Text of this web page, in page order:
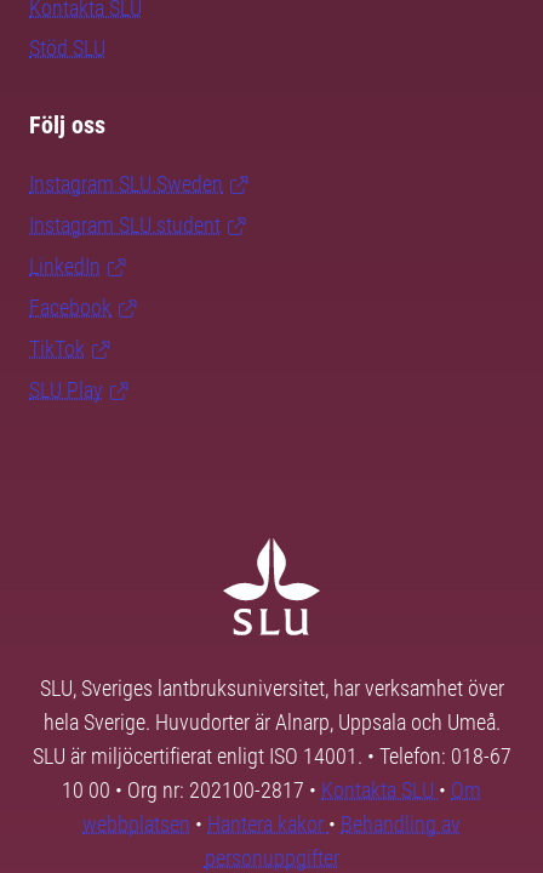
Kontakta SLU
Stöd SLU
Följ oss
Instagram SLU.Sweden
Instagram SLU.student
LinkedIn
Facebook
TikTok
SLU Play
SLU, Sveriges lantbruksuniversitet, har verksamhet över
hela Sverige. Huvudorter är Alnarp, Uppsala och Umeå.
SLU är miljöcertifierat enligt ISO 14001. • Telefon: 018-67
10 00 • Org nr: 202100-2817 • Kontakta SLU • Om
webbplatsen • Hantera kakor • Behandling av
personuppgifter